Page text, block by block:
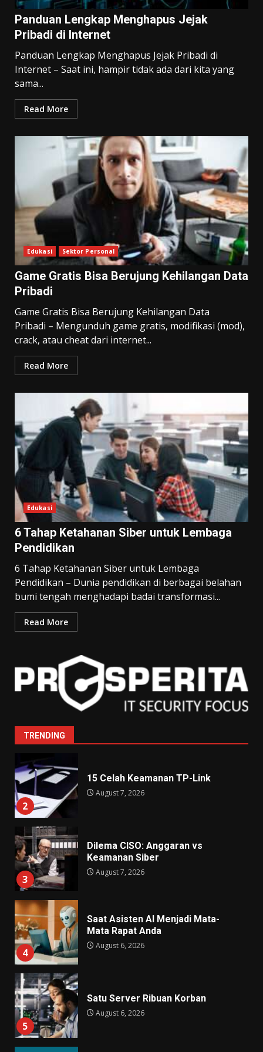
Panduan Lengkap Menghapus Jejak
Pribadi di Internet
Panduan Lengkap Menghapus Jejak Pribadi di
Internet – Saat ini, hampir tidak ada dari kita yang
sama...
Read More
Edukasi Sektor Personal
Game Gratis Bisa Berujung Kehilangan Data
Pribadi
Game Gratis Bisa Berujung Kehilangan Data
Pribadi – Mengunduh game gratis, modifikasi (mod),
crack, atau cheat dari internet...
Read More
Edukasi
6 Tahap Ketahanan Siber untuk Lembaga
Pendidikan
6 Tahap Ketahanan Siber untuk Lembaga
Pendidikan – Dunia pendidikan di berbagai belahan
bumi tengah menghadapi badai transformasi...
Read More
TRENDING
3
Dilema CISO: Anggaran vs
Keamanan Siber
4
Saat Asisten AI Menjadi Mata-
Mata Rapat Anda
August 6, 2026
5
Satu Server Ribuan Korban
August 6, 2026
6
Sebarkan Malware
August 6, 2026
1
Badai Phising Global: Kit AiTM
Incar Microsoft 365
2
15 Celah Keamanan TP-Link
August 7, 2026
3
Dilema CISO: Anggaran vs
Keamanan Siber
August 7, 2026
4
Saat Asisten AI Menjadi Mata-
Mata Rapat Anda
August 6, 2026
5
Satu Server Ribuan Korban
August 6, 2026